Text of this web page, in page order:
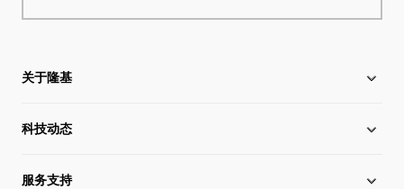
关于隆基
关于隆基
全球化布局
科技动态
硅片价格
服务支持